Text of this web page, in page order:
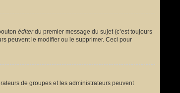
éditerdu premier message du sujet (c’est toujours
peuvent le modifier ou le supprimer. Ceci pour
de groupes et les administrateurs peuvent